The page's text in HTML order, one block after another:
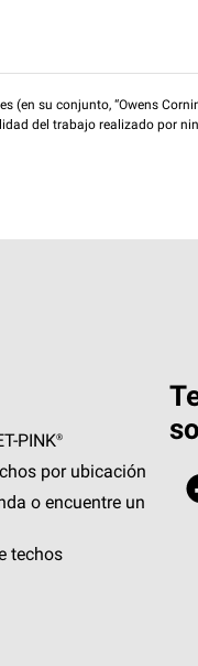
(en su conjunto, “Owens
del trabajo realizado por
-PINK®
por ubicación
o encuentre un
techos